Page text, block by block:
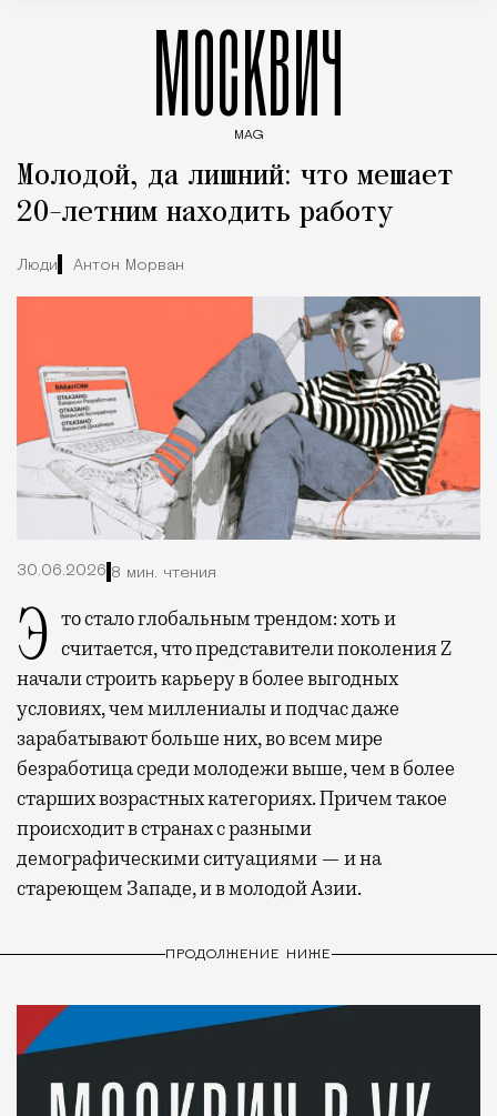
МОСКВИЧ
MAG
Молодой, да лишний: что мешает
20-летним находить работу
Люди Антон Морван
30.06.2026 8 мин. чтения
Это стало глобальным трендом: хоть и считается, что представители поколения Z
начали строить карьеру в более выгодных
условиях, чем миллениалы и подчас даже
зарабатывают больше них, во всем мире
безработица среди молодежи выше, чем в более
старших возрастных категориях. Причем такое
происходит в странах с разными
демографическими ситуациями — и на
стареющем Западе, и в молодой Азии.
ПРОДОЛЖЕНИЕ НИЖЕ